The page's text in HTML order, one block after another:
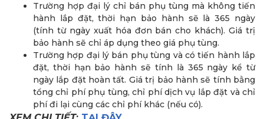
Trường hợp đại lý chỉ bán phụ tùng mà không tiến
hành lắp đặt, thời hạn bảo hành sẽ là 365 ngày
(tính từ ngày xuất hóa đơn bán cho khách). Giá trị
bảo hành sẽ chỉ áp dụng theo giá phụ tùng.
Trường hợp đại lý bán phụ tùng và có tiến hành lắp
đặt, thời hạn bảo hành sẽ tính là 365 ngày kể từ
ngày lắp đặt hoàn tất. Giá trị bảo hành sẽ tính bằng
tổng chỉ phí phụ tùng, chỉ phí dịch vụ lắp đặt và chỉ
phí đi lại cùng các chỉ phí khác (nếu có).